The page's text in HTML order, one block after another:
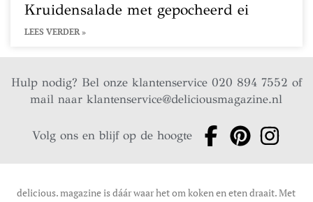
Kruidensalade met gepocheerd ei
LEES VERDER »
Hulp nodig? Bel onze klantenservice 020 894 7552 of
mail naarklantenservice@deliciousmagazine.nl
Volg ons en blijf op de hoogte
delicious. magazine is dáár waar het om koken en eten draait. Met